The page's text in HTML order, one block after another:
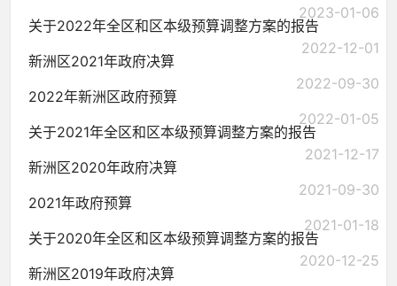
2023-01-06
关于2022年全区和区本级预算调整方案的报告
2022-12-01
新洲区2021年政府决算
2022-09-30
2022年新洲区政府预算
2022-01-05
关于2021年全区和区本级预算调整方案的报告
2021-12-17
新洲区2020年政府决算
2021-09-30
2021年政府预算
2021-01-18
关于2020年全区和区本级预算调整方案的报告
2020-12-25
新洲区2019年政府决算